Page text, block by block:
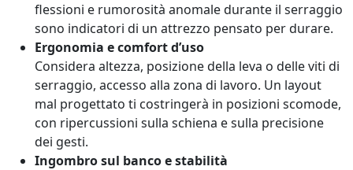
flessioni e rumorosità anomale durante il serraggio
sono indicatori di un attrezzo pensato per durare.
Ergonomia e comfort d’uso
Considera altezza, posizione della leva o delle viti di
serraggio, accesso alla zona di lavoro. Un layout
mal progettato ti costringerà in posizioni scomode,
con ripercussioni sulla schiena e sulla precisione
dei gesti.
Ingombro sul banco e stabilità